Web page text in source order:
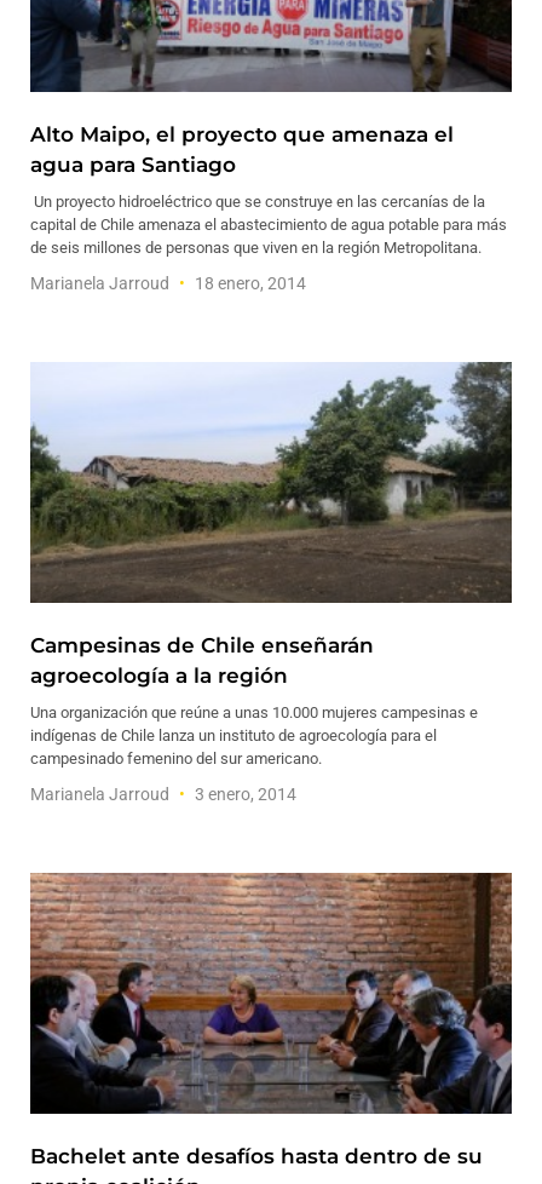
Alto Maipo, el proyecto que amenaza el
agua para Santiago
Un proyecto hidroeléctrico que se construye en las cercanías de la
capital de Chile amenaza el abastecimiento de agua potable para más
de seis millones de personas que viven en la región Metropolitana.
Marianela Jarroud 18 enero, 2014
Campesinas de Chile enseñarán
agroecología a la región
Una organización que reúne a unas 10.000 mujeres campesinas e
indígenas de Chile lanza un instituto de agroecología para el
campesinado femenino del sur americano.
Marianela Jarroud 3 enero, 2014
Bachelet ante desafíos hasta dentro de su